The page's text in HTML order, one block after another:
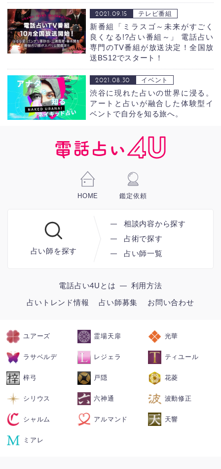
新番組「ミラスゴ～未来がすごく
良くなる!?占い番組～」
電話占い
専門のTV番組が放送決定！全国放
送BS12でスタート！
2021.09.15 テレビ番組
渋谷に現れた占いの世界に浸る。
アートと占いが融合した体験型イ
ベントで自分を知る旅へ。
2021.08.30 イベント
HOME 鑑定依頼
占い師を探す
相談内容から探す
占術で探す
占い師一覧
電話占い4Uとは
利用方法
占いトレンド情報
占い師募集 お問い合わせ
ユアーズ 霊場天扉 光華
ラサベルデ レジェラ ティユール
梓弓 戸隠 花菱
シリウス 六神通 波動修正
シャルム アルマンド 天響
ミアレ